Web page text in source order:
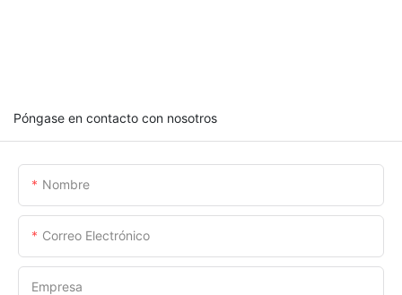
Póngase en contacto con nosotros
Nombre
Correo Electrónico
Empresa